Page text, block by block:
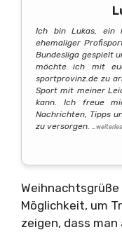
Ich bin Lukas, ein
ehemaliger
Bundesliga gespielt
möchte ich mit
sportprovinz.de zu
Sport mit meiner
kann. Ich freue
Nachrichten, Tipps
zu versorgen.
Möglichkeit, um
zeigen, dass